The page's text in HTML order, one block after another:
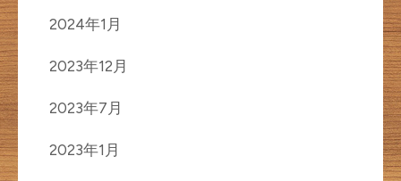
2024年1月
2023年12月
2023年7月
2023年1月